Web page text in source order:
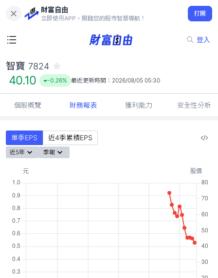
財富自由
立即使用APP，開啟您的股市智慧導航！
打開
登入
40.10
-0.26%
智寶 7824
40.10 -0.26% 最近更新時間： 2026/08/05 05:30
個股概覽 財務報表 獲利能力 安全性分析
單季EPS 近4季累積EPS
近5年 季報